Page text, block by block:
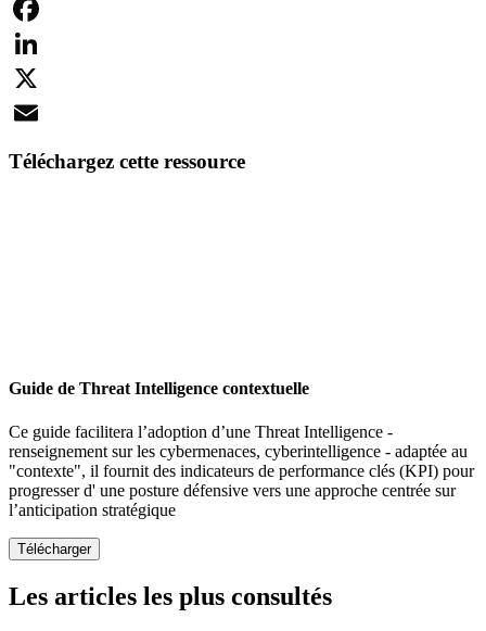
Facebook
LinkedIn
X
Téléchargez cette ressource
Guide de Threat Intelligence contextuelle
Ce guide facilitera l’adoption d’une Threat Intelligence -
renseignement sur les cybermenaces, cyberintelligence - adaptée au
"contexte", il fournit des indicateurs de performance clés (KPI) pour
progresser d' une posture défensive vers une approche centrée sur
l’anticipation stratégique
Les articles les plus consultés